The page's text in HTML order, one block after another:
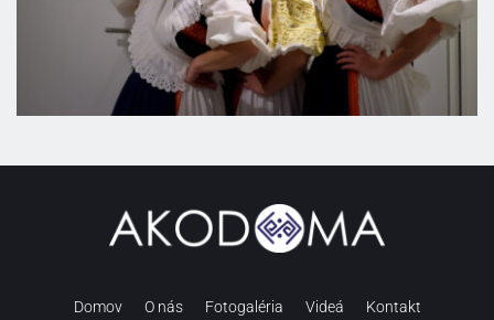
Domov O nás Fotogaléria Videá Kontakt